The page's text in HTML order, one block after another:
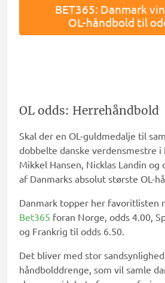
BET365: Danmark
OL-håndbold til
OL odds: Herrehåndbold
Skal der en OL-guldmedalje til
dobbelte danske verdensmestre i
Mikkel Hansen, Nicklas Landin
af Danmarks absolut største OL-
Danmark topper her favoritlisten
Bet365 foran Norge, odds 4.00,
og Frankrig til odds 6.50.
Det bliver med stor
håndbolddrenge, som vil samle